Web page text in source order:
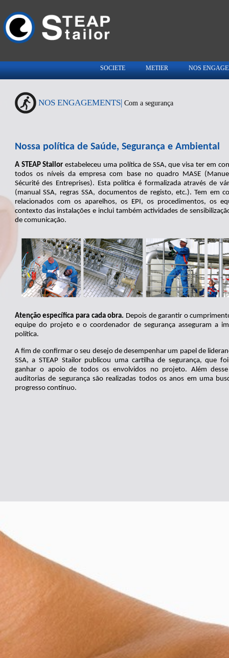
SOCIETE METIER NOS
NOS ENGAGEMENTS| Com a segurança
Nossa política de Saúde, Segurança e Ambiental
A STEAP Stailor estabeleceu uma política de SSA, que visa ter em
todos os níveis da empresa com base no quadro MASE
Sécurité des Entreprises). Esta política é formalizada através de
(manual SSA, regras SSA, documentos de registo, etc.). Tem em
relacionados com os aparelhos, os EPI, os procedimentos, os
contexto das instalações e inclui também actividades de
de comunicação.
Atenção específica para cada obra. Depois de garantir o
equipe do projeto e o coordenador de segurança asseguram a
política.
A fim de confirmar o seu desejo de desempenhar um papel de
SSA, a STEAP Stailor publicou uma cartilha de segurança, que
ganhar o apoio de todos os envolvidos no projeto. Além desse
auditorias de segurança são realizadas todos os anos em uma
progresso contínuo.